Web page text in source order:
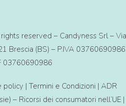
reserved – Candyness Srl – Via
Brescia (BS) – P.IVA
03760690986
policy | Termini e Condizioni | ADR
– Ricorsi dei consumatori nell’UE |